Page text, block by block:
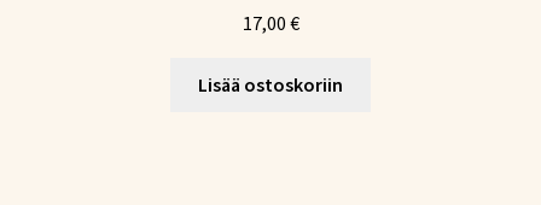
17,00 €
Lisää ostoskoriin